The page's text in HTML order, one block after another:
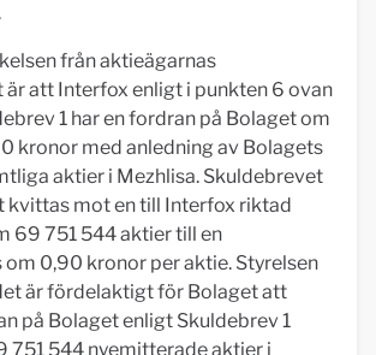
från aktieägarnas
att Interfox enligt i punkten 6 ovan
1 har en fordran på Bolaget om
kronor med anledning av Bolagets
aktier i Mezhlisa. Skuldebrevet
kvittas mot en till Interfox riktad
69 751 544 aktier till en
0,90 kronor per aktie. Styrelsen
är fördelaktigt för Bolaget att
på Bolaget enligt Skuldebrev 1
751 544 nyemitterade aktier i